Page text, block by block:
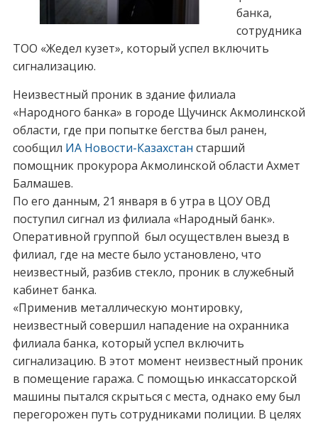
банка,
сотрудника
ТОО «Жедел кузет», который успел включить
сигнализацию.
Неизвестный проник в здание филиала
«Народного банка» в городе Щучинск Акмолинской
области, где при попытке бегства был ранен,
сообщил ИА Новости-Казахстан старший
помощник прокурора Акмолинской области Ахмет
Балмашев.
По его данным, 21 января в 6 утра в ЦОУ ОВД
поступил сигнал из филиала «Народный банк».
Оперативной группой был осуществлен выезд в
филиал, где на месте было установлено, что
неизвестный, разбив стекло, проник в служебный
кабинет банка.
«Применив металлическую монтировку,
неизвестный совершил нападение на охранника
филиала банка, который успел включить
сигнализацию. В этот момент неизвестный проник
в помещение гаража. С помощью инкассаторской
машины пытался скрыться с места, однако ему был
перегорожен путь сотрудниками полиции. В целях